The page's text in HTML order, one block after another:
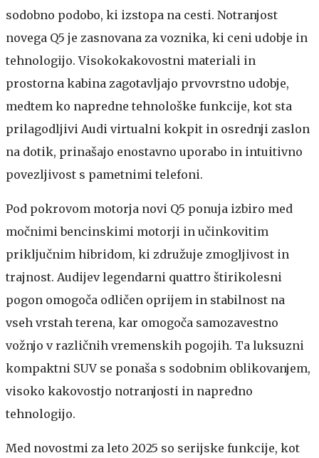
sodobno podobo, ki izstopa na cesti. Notranjost
novega Q5 je zasnovana za voznika, ki ceni udobje in
tehnologijo. Visokokakovostni materiali in
prostorna kabina zagotavljajo prvovrstno udobje,
medtem ko napredne tehnološke funkcije, kot sta
prilagodljivi Audi virtualni kokpit in osrednji zaslon
na dotik, prinašajo enostavno uporabo in intuitivno
povezljivost s pametnimi telefoni.
Pod pokrovom motorja novi Q5 ponuja izbiro med
močnimi bencinskimi motorji in učinkovitim
priključnim hibridom, ki združuje zmogljivost in
trajnost. Audijev legendarni quattro štirikolesni
pogon omogoča odličen oprijem in stabilnost na
vseh vrstah terena, kar omogoča samozavestno
vožnjo v različnih vremenskih pogojih. Ta luksuzni
kompaktni SUV se ponaša s sodobnim oblikovanjem,
visoko kakovostjo notranjosti in napredno
tehnologijo.
Med novostmi za leto 2025 so serijske funkcije, kot